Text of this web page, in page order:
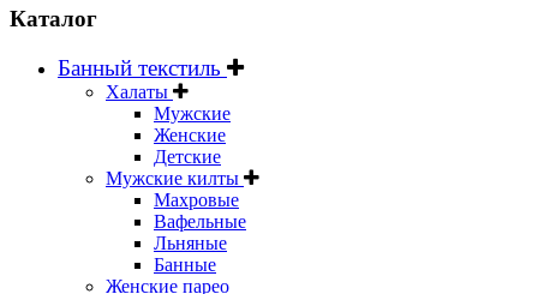
Каталог
Банный текстиль
Халаты
Мужские
Женские
Детские
Мужские килты
Махровые
Вафельные
Льняные
Банные
Женские парео